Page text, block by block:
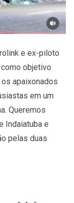
e ex-piloto
objetivo
os apaixonados
em um
Queremos
Indaiatuba e
pelas duas